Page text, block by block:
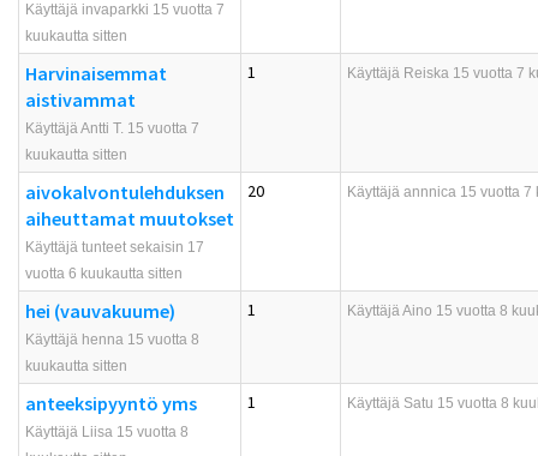
Käyttäjä invaparkki 15 vuotta 7
kuukautta sitten
Harvinaisemmat
aistivammat
Käyttäjä Antti T. 15 vuotta 7
kuukautta sitten
1 Käyttäjä Reiska 15 vuotta 7
aivokalvontulehduksen
aiheuttamat muutokset
Käyttäjä tunteet sekaisin 17
vuotta 6 kuukautta sitten
20 Käyttäjä annnica 15 vuotta 7
hei (vauvakuume)
Käyttäjä henna 15 vuotta 8
kuukautta sitten
1 KäyttäjäAino 15 vuotta 8
anteeksipyyntö yms
Käyttäjä Liisa 15 vuotta 8
1 Käyttäjä Satu 15 vuotta 8